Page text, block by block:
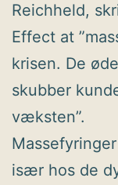
Reichheld,
Effect at
krisen. De
skubber
væksten”.
især hos de